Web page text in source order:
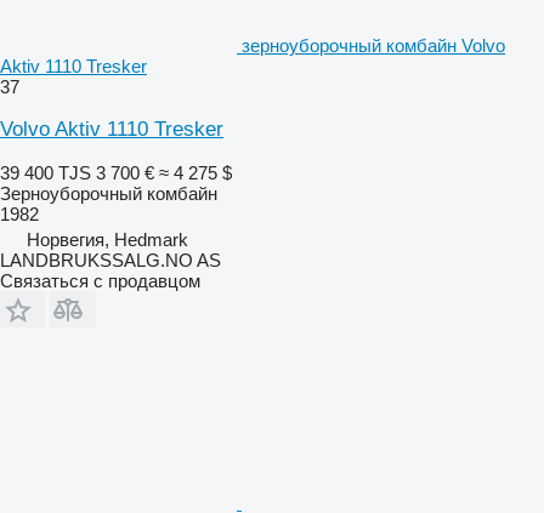
зерноуборочный комбайн Volvo
Aktiv 1110 Tresker
37
Volvo Aktiv 1110 Tresker
39 400 TJS 3 700 € ≈ 4 275 $
Зерноуборочный комбайн
1982
Норвегия, Hedmark
LANDBRUKSSALG.NO AS
Связаться с продавцом